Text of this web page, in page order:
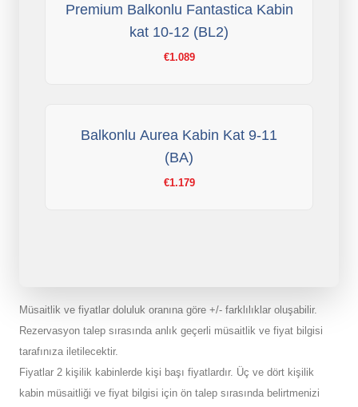
Premium Balkonlu Fantastica Kabin
kat 10-12 (BL2)
€1.089
Balkonlu Aurea Kabin Kat 9-11
(BA)
€1.179
Müsaitlik ve fiyatlar doluluk oranına göre +/- farklılıklar oluşabilir.
Rezervasyon talep sırasında anlık geçerli müsaitlik ve fiyat bilgisi
tarafınıza iletilecektir.
Fiyatlar 2 kişilik kabinlerde kişi başı fiyatlardır. Üç ve dört kişilik
kabin müsaitliği ve fiyat bilgisi için ön talep sırasında belirtmenizi